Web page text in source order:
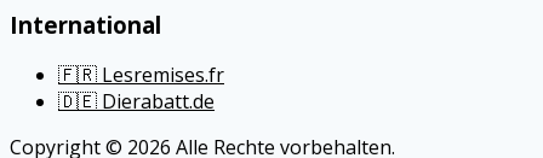
International
🇫🇷 Lesremises.fr
🇩🇪 Dierabatt.de
Copyright © 2026 Alle Rechte vorbehalten.